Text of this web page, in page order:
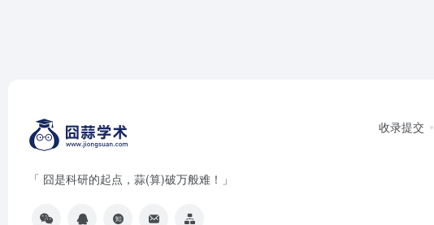
「 囧是科研的起点，蒜(算)破万般难！」
收录提交